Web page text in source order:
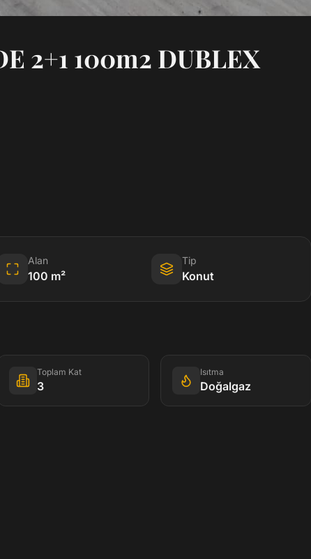
2+1 100m2 DUBLEX
Alan
100 m²
Tip
Konut
Toplam Kat
3
Isıtma
Doğalgaz